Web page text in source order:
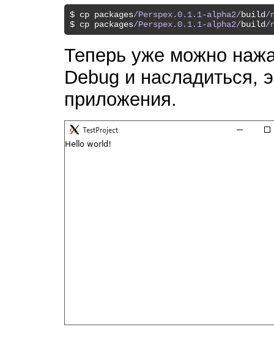
$ cp packages/Perspex.0.1.1-alpha2/build/
$ cp packages/Perspex.0.1.1-alpha2/build/
Теперь уже можно
Debug и насладиться,
приложения.